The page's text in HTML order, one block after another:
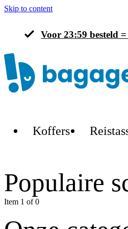
Skip to content
Voor 23:59 besteld
Koffers
Populaire
Item 1 of 0